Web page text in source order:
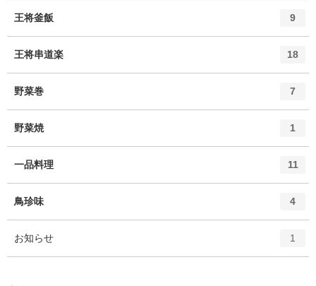
王将釜飯
リ
ー
9
王将串道楽エ
ー
18
件
野菜巻エ
リ
ー
数
7
件
野菜焼エ
リ
ー
数
1
件
一品料理エ
ー
数
11
件
鳥珍味エ
リ
ー
4
件
お知らせエ
1
件